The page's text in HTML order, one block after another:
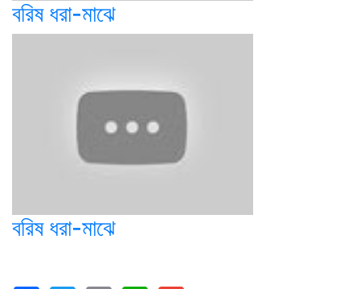
বরিষ ধরা-মাঝে
বরিষ ধরা-মাঝে